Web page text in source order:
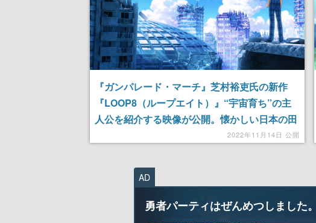
『ガンパレード・マーチ』芝村裕吏氏の新作
『LOOP8（ループエイト）』“宇宙育ち”の主
人公を紹介する映像が公開。懐かしい日本の田
舎町で夏を繰り返すジュブナイルRPG2022年11月14日 公開
AD
勇者パーティはぜんめつしました。